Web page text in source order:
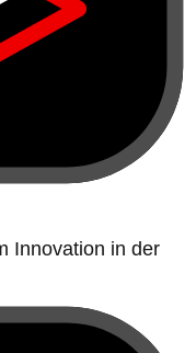
Innovation in der